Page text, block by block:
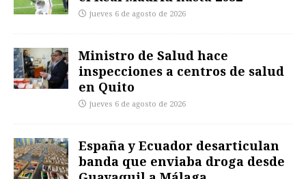
jueves 6 de agosto de 2026
Ministro de Salud hace
inspecciones a centros de salud
en Quito
jueves 6 de agosto de 2026
España y Ecuador desarticulan
banda que enviaba droga desde